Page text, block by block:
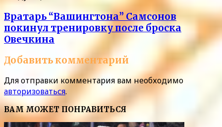
Вратарь “Вашингтона” Самсонов
покинул тренировку после броска
Овечкина
Добавить комментарий
Для отправки комментария вам необходимо
авторизоваться.
ВАМ МОЖЕТ ПОНРАВИТЬСЯ